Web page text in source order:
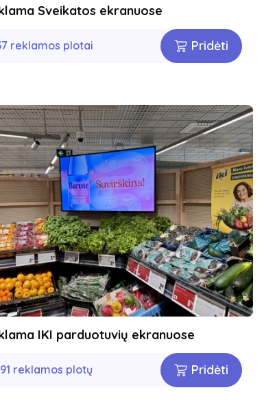
Sveikatos ekranuose
reklamos plotai Pridėti
IKI parduotuvių ekranuose
reklamos plotų Pridėti